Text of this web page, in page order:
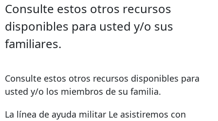
Consulte estos otros recursos
disponibles para usted y/o sus
familiares.
Consulte estos otros recursos disponibles para
usted y/o los miembros de su familia.
La línea de ayuda militar Le asistiremos con